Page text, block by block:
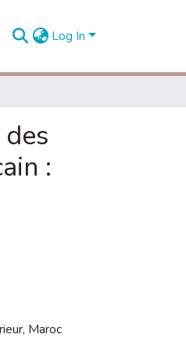
Log In
:
Maroc